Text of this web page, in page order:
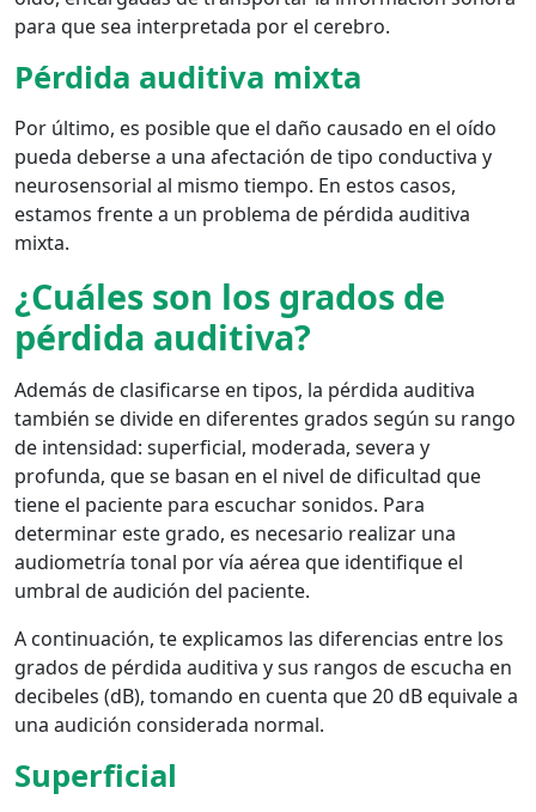
para que sea interpretada por el cerebro.
Pérdida auditiva mixta
Por último, es posible que el daño causado en el oído
pueda deberse a una afectación de tipo conductiva y
neurosensorial al mismo tiempo. En estos casos,
estamos frente a un problema de pérdida auditiva
mixta.
¿Cuáles son los grados de
pérdida auditiva?
Además de clasificarse en tipos, la pérdida auditiva
también se divide en diferentes grados según su rango
de intensidad: superficial, moderada, severa y
profunda, que se basan en el nivel de dificultad que
tiene el paciente para escuchar sonidos. Para
determinar este grado, es necesario realizar una
audiometría tonal por vía aérea que identifique el
umbral de audición del paciente.
A continuación, te explicamos las diferencias entre los
grados de pérdida auditiva y sus rangos de escucha en
decibeles (dB), tomando en cuenta que 20 dB equivale a
una audición considerada normal.
Superficial